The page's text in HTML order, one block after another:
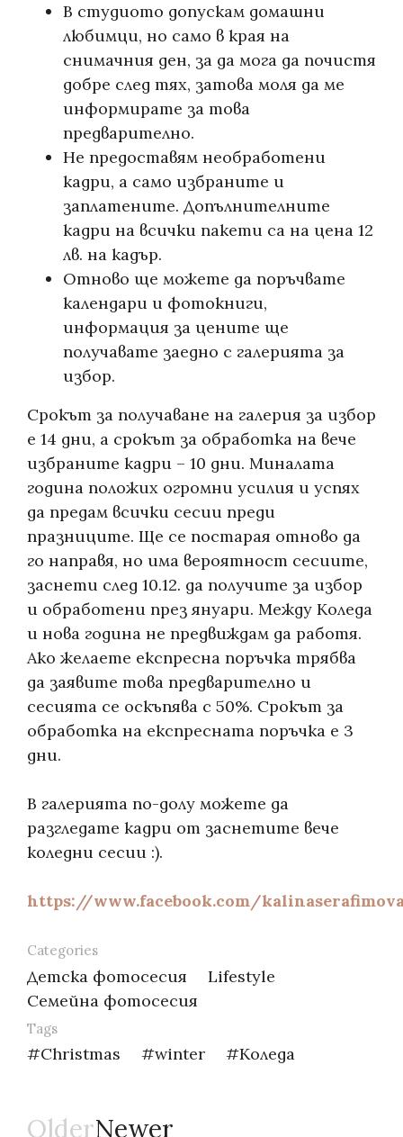
В студиото допускам домашни
любимци, но само в края на
снимачния ден, за да мога да почистя
добре след тях, затова моля да ме
информирате за това
предварително.
Не предоставям необработени
кадри, а само избраните и
заплатените. Допълнителните
кадри на всички пакети са на цена 12
лв. на кадър.
Отново ще можете да поръчвате
календари и фотокниги,
информация за цените ще
получавате заедно с галерията за
избор.
Срокът за получаване на галерия за избор
е 14 дни, а срокът за обработка на вече
избраните кадри – 10 дни. Миналата
година положих огромни усилия и успях
да предам всички сесии преди
празниците. Ще се постарая отново да
го направя, но има вероятност сесиите,
заснети след 10.12. да получите за избор
и обработени през януари. Между Коледа
и нова година не предвиждам да работя.
Ако желаете експресна поръчка трябва
да заявите това предварително и
сесията се оскъпява с 50%. Срокът за
обработка на експресната поръчка е 3
дни.
В галерията по-долу можете да
разгледате кадри от заснетите вече
коледни сесии :).
https://www.facebook.com/
Categories
Детска фотосесия
Lifestyle
Семейна фотосесия
Tags
Christmas winter Коледа
Навигация
OlderNewer